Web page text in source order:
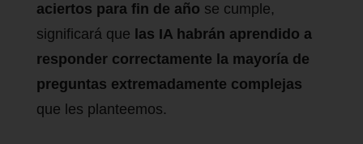
aciertos para fin de año se cumple,
significará que las IA habrán aprendido a
responder correctamente la mayoría de
preguntas extremadamente complejas
que les planteemos.